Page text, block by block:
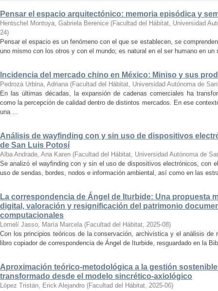
Pensar el espacio arquitectónico: memoria episódica y
Hentschel Montoya, Gabriela Berenice (Facultad del Hábitat, Universidad
24)
Pensar el espacio es un fenómeno con el que se establecen, se
uno mismo con los otros y con el mundo; es natural en el ser humano en
Incidencia del mercado chino en México: Miniso y sus
Pedroza Urbina, Adriana (Facultad del Hábitat, Universidad Autónoma de
En las últimas décadas, la expansión de cadenas comerciales ha
como la percepción de calidad dentro de distintos mercados. En ese
una ...
Análisis de wayfinding con y sin uso de dispositivos
de San Luis Potosí
Alba Andrade, Ana Karen (Facultad del Hábitat, Universidad Autónoma de
Se analizó el wayfinding con y sin el uso de dispositivos electrónicos, con
uso de sendas, bordes, nodos e información ambiental, así como en las
La correspondencia de Ángel de Iturbide: Una propuesta
digital, valoración y resignificación del patrimonio
computacionales
Lomelí Jasso, María Marcela (Facultad del Hábitat, 2025-08)
Con los principios teóricos de la conservación, archivistica y el análisis de
libro copiador de correspondencia de Ángel de Iturbide, resguardado en la
Aproximación teórico-metodológica a la gestión
transformado desde el modelo sincrético-axiológico
López Tristán, Erick Alejandro (Facultad del Hábitat, 2025-06)